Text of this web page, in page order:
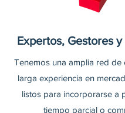
Expertos, Gestores
Tenemos una amplia red de
larga experiencia en
listos para incorporarse a
tiempo parcial o